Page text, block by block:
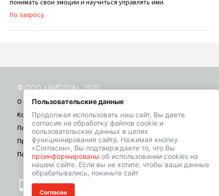
понимать свои эмоции и научиться управлять ими.
По запросу.
Пользовательские данные
Продолжая использовать наш сайт, Вы даете
согласие на обработку файлов cookie и
пользовательских данных в целях
функционирования сайта. Нажимая кнопку
«Согласен», Вы подтверждаете то, что Вы
проинформированы об использовании cookies на
нашем сайте. Если вы не хотите, чтобы ваши данные
обрабатывались, покиньте сайт
Согласен
© ООО «АМПЛУА», 2025
О проекте
Контакты
Помощь
Правила
Политика конфиденциальности
+7 (901) 518-01-49